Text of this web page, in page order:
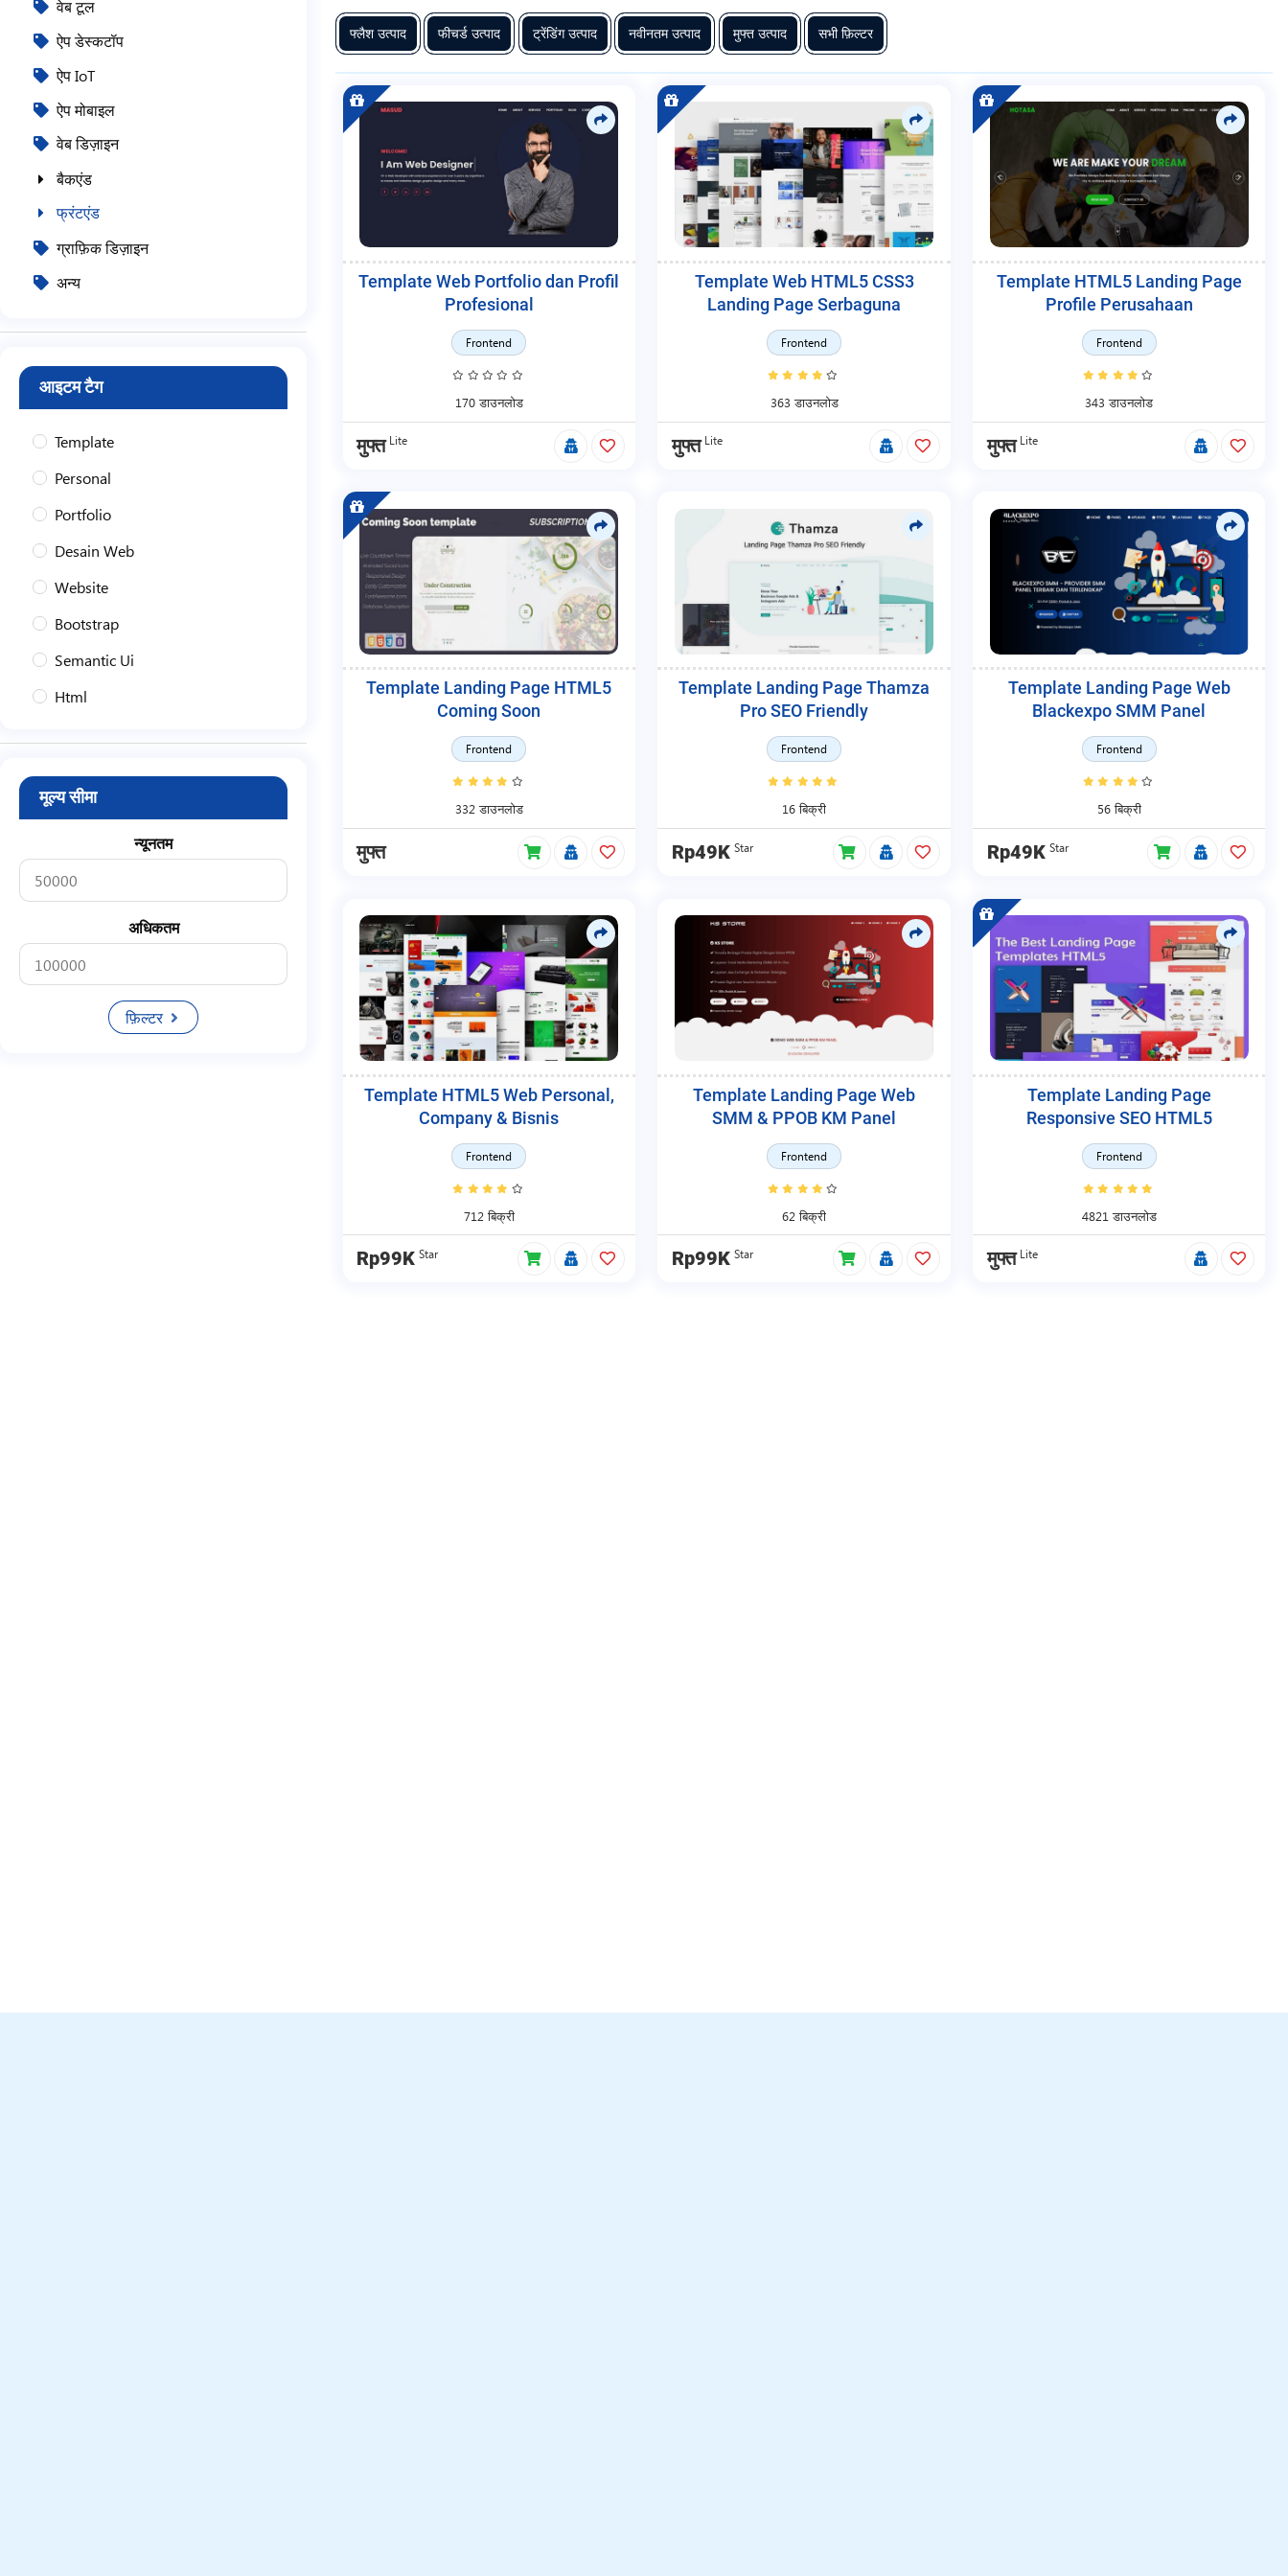
वेब टूल
ऐप डेस्कटॉप
ऐप IoT
ऐप मोबाइल
वेब डिज़ाइन
बैकएंड
फ्रंटएंड
ग्राफ़िक डिज़ाइन
अन्य
आइटम टैग
Template
Personal
Portfolio
Desain Web
Website
Bootstrap
Semantic Ui
Html
Jquery
Landing Page
Blackexpo
Km Panel
Seo
मूल्य सीमा
न्यूनतम
अधिकतम
फ़िल्टर
फ्लैश उत्पाद फीचर्ड उत्पाद ट्रेंडिंग उत्पाद नवीनतम उत्पाद मुफ्त उत्पाद सभी फ़िल्टर
Template Web Portfolio dan Profil
Profesional
Frontend
170 डाउनलोड
मुफ्त Lite
Template Web HTML5 CSS3
Landing Page Serbaguna
Frontend
363 डाउनलोड
मुफ्त Lite
Template HTML5 Landing Page
Profile Perusahaan
Frontend
343 डाउनलोड
मुफ्त Lite
Template Landing Page HTML5
Coming Soon
Frontend
332 डाउनलोड
मुफ्त
Template Landing Page Thamza
Pro SEO Friendly
Frontend
16 बिक्री
Rp49K Star
Template Landing Page Web
Blackexpo SMM Panel
Frontend
56 बिक्री
Rp49K Star
Template HTML5 Web Personal,
Company & Bisnis
Frontend
712 बिक्री
Rp99K Star
Template Landing Page Web
SMM & PPOB KM Panel
Frontend
62 बिक्री
Rp99K Star
Template Landing Page
Responsive SEO HTML5
Frontend
4821 डाउनलोड
मुफ्त Lite